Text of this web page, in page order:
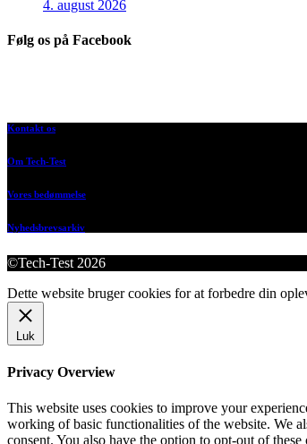
4. august 2026
Følg os på Facebook
Kontakt os
Om Tech-Test
Vores bedømmelse
Nyhedsbrevsarkiv
©Tech-Test 2026
Dette website bruger cookies for at forbedre din
Luk
Privacy Overview
This website uses cookies to improve your
working of basic functionalities of the website. We
consent. You also have the option to opt-out of